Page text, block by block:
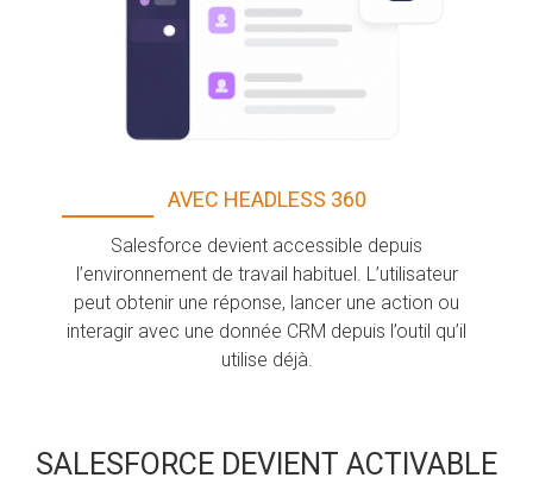
AVEC HEADLESS 360
Salesforce devient accessible depuis
l’environnement de travail habituel. L’utilisateur
peut obtenir une réponse, lancer une action ou
interagir avec une donnée CRM depuis l’outil qu’il
utilise déjà.
SALESFORCE DEVIENT ACTIVABLE